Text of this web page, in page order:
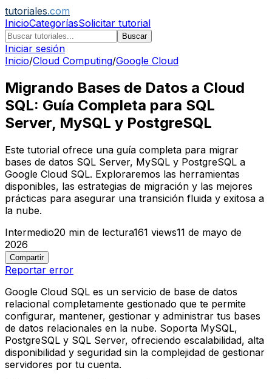
tutoriales.com
InicioCategoríasSolicitar tutorial
Buscar
Iniciar sesión
Inicio/Cloud Computing/Google Cloud
Migrando Bases de Datos a Cloud
SQL: Guía Completa para SQL
Server, MySQL y PostgreSQL
Este tutorial ofrece una guía completa para migrar
bases de datos SQL Server, MySQL y PostgreSQL a
Google Cloud SQL. Exploraremos las herramientas
disponibles, las estrategias de migración y las mejores
prácticas para asegurar una transición fluida y exitosa a
la nube.
Intermedio20 min de lectura161 views11 de mayo de
2026
Compartir
Reportar error
Google Cloud SQL es un servicio de base de datos
relacional completamente gestionado que te permite
configurar, mantener, gestionar y administrar tus bases
de datos relacionales en la nube. Soporta MySQL,
PostgreSQL y SQL Server, ofreciendo escalabilidad, alta
disponibilidad y seguridad sin la complejidad de gestionar
servidores por tu cuenta.